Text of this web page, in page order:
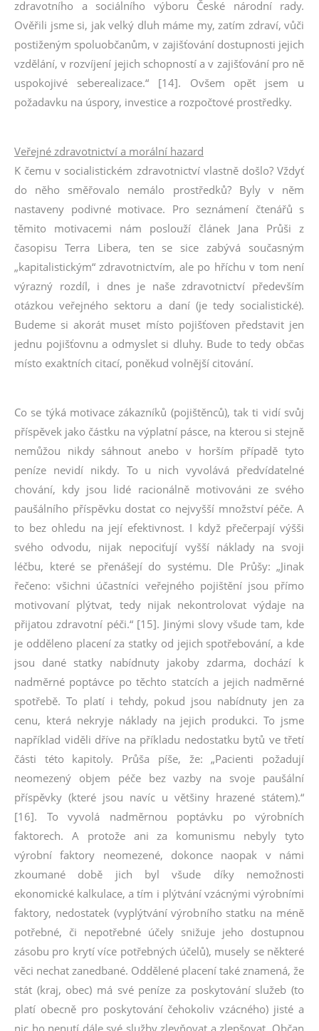
zdravotního a sociálního výboru České národní rady.
Ověřili jsme si, jak velký dluh máme my, zatím zdraví, vůči
postiženým spoluobčanům, v zajišťování dostupnosti jejich
vzdělání, v rozvíjení jejich schopností a v zajišťování pro ně
uspokojivé seberealizace.“ [14]. Ovšem opět jsem u
požadavku na úspory, investice a rozpočtové prostředky.
Veřejné zdravotnictví a morální hazard
K čemu v socialistickém zdravotnictví vlastně došlo? Vždyť
do něho směřovalo nemálo prostředků? Byly v něm
nastaveny podivné motivace. Pro seznámení čtenářů s
těmito motivacemi nám poslouží článek Jana Průši z
časopisu Terra Libera, ten se sice zabývá současným
„kapitalistickým“ zdravotnictvím, ale po hříchu v tom není
výrazný rozdíl, i dnes je naše zdravotnictví především
otázkou veřejného sektoru a daní (je tedy socialistické).
Budeme si akorát muset místo pojišťoven představit jen
jednu pojišťovnu a odmyslet si dluhy. Bude to tedy občas
místo exaktních citací, poněkud volnější citování.
Co se týká motivace zákazníků (pojištěnců), tak ti vidí svůj
příspěvek jako částku na výplatní pásce, na kterou si stejně
nemůžou nikdy sáhnout anebo v horším případě tyto
peníze nevidí nikdy. To u nich vyvolává předvídatelné
chování, kdy jsou lidé racionálně motivováni ze svého
paušálního příspěvku dostat co nejvyšší množství péče. A
to bez ohledu na její efektivnost. I když přečerpají výšši
svého odvodu, nijak nepociťují vyšší náklady na svoji
léčbu, které se přenášejí do systému. Dle Průšy: „Jinak
řečeno: všichni účastníci veřejného pojištění jsou přímo
motivovaní plýtvat, tedy nijak nekontrolovat výdaje na
přijatou zdravotní péči.“ [15]. Jinými slovy všude tam, kde
je odděleno placení za statky od jejich spotřebování, a kde
jsou dané statky nabídnuty jakoby zdarma, dochází k
nadměrné poptávce po těchto statcích a jejich nadměrné
spotřebě. To platí i tehdy, pokud jsou nabídnuty jen za
cenu, která nekryje náklady na jejich produkci. To jsme
například viděli dříve na příkladu nedostatku bytů ve třetí
části této kapitoly. Průša píše, že: „Pacienti požadují
neomezený objem péče bez vazby na svoje paušální
příspěvky (které jsou navíc u většiny hrazené státem).“
[16]. To vyvolá nadměrnou poptávku po výrobních
faktorech. A protože ani za komunismu nebyly tyto
výrobní faktory neomezené, dokonce naopak v námi
zkoumané době jich byl všude díky nemožnosti
ekonomické kalkulace, a tím i plýtvání vzácnými výrobními
faktory, nedostatek (vyplýtvání výrobního statku na méně
potřebné, či nepotřebné účely snižuje jeho dostupnou
zásobu pro krytí více potřebných účelů), musely se některé
věci nechat zanedbané. Oddělené placení také znamená, že
stát (kraj, obec) má své peníze za poskytování služeb (to
platí obecně pro poskytování čehokoliv vzácného) jisté a
nic ho nenutí dále své služby zlevňovat a zlepšovat. Občan